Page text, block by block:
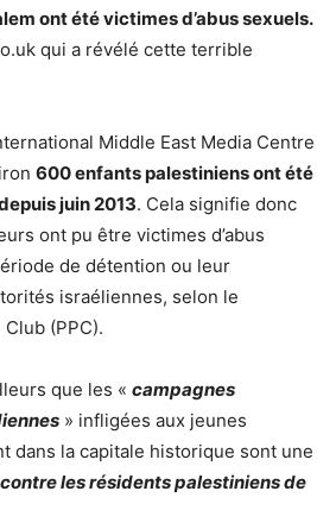
ont été victimes d’abus sexuels.
qui a révélé cette terrible
Middle East Media Centre
600 enfants palestiniens ont été
juin 2013. Cela signifie donc
ont pu être victimes d’abus
de détention ou leur
israéliennes, selon le
(PPC).
que les « campagnes
» infligées aux jeunes
dans la capitale historique sont une
les résidents palestiniens de